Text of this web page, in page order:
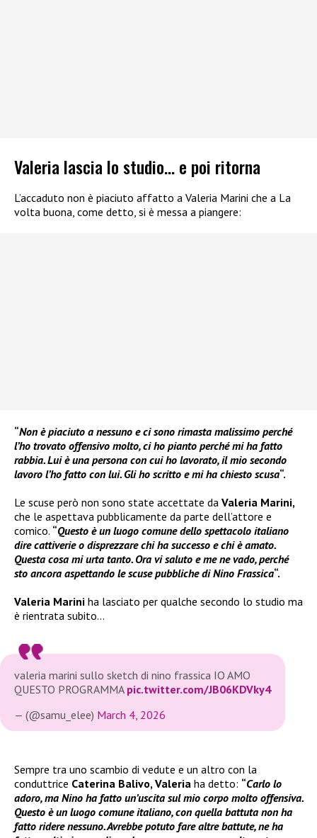
Valeria lascia lo studio… e poi ritorna
L’accaduto non è piaciuto affatto a Valeria Marini che a La
volta buona, come detto, si è messa a piangere:
“Non è piaciuto a nessuno e ci sono rimasta malissimo perché
l’ho trovato offensivo molto, ci ho pianto perché mi ha fatto
rabbia. Lui è una persona con cui ho lavorato, il mio secondo
lavoro l’ho fatto con lui. Gli ho scritto e mi ha chiesto scusa“.
Le scuse però non sono state accettate da Valeria Marini,
che le aspettava pubblicamente da parte dell’attore e
comico. “Questo è un luogo comune dello spettacolo italiano
dire cattiverie o disprezzare chi ha successo e chi è amato.
Questa cosa mi urta tanto. Ora vi saluto e me ne vado, perché
sto ancora aspettando le scuse pubbliche di Nino Frassica“.
Valeria Marini ha lasciato per qualche secondo lo studio ma
è rientrata subito…
valeria marini sullo sketch di nino frassica IO AMO
QUESTO PROGRAMMA pic.twitter.com/JB06KDVky4
— (@samu_elee) March 4, 2026
Sempre tra uno scambio di vedute e un altro con la
conduttrice Caterina Balivo, Valeria ha detto: “Carlo lo
adoro, ma Nino ha fatto un’uscita sul mio corpo molto offensiva.
Questo è un luogo comune italiano, con quella battuta non ha
fatto ridere nessuno. Avrebbe potuto fare altre battute, ne ha